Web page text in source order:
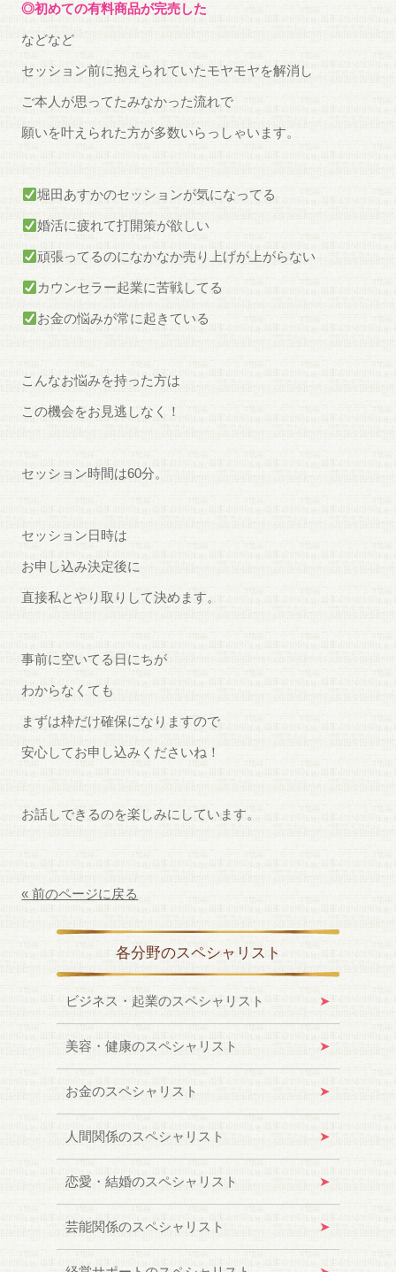
◎初めての有料商品が完売した
などなど
セッション前に抱えられていたモヤモヤを解消し
ご本人が思ってたみなかった流れで
願いを叶えられた方が多数いらっしゃいます。
堀田あすかのセッションが気になってる
婚活に疲れて打開策が欲しい
頑張ってるのになかなか売り上げが上がらない
カウンセラー起業に苦戦してる
お金の悩みが常に起きている
こんなお悩みを持った方は
この機会をお見逃しなく！
セッション時間は60分。
セッション日時は
お申し込み決定後に
直接私とやり取りして決めます。
事前に空いてる日にちが
わからなくても
まずは枠だけ確保になりますので
安心してお申し込みくださいね！
お話しできるのを楽しみにしています。
« 前のページに戻る
各分野のスペシャリスト
ビジネス・起業のスペシャリスト
美容・健康のスペシャリスト
お金のスペシャリスト
人間関係のスペシャリスト
恋愛・結婚のスペシャリスト
芸能関係のスペシャリスト